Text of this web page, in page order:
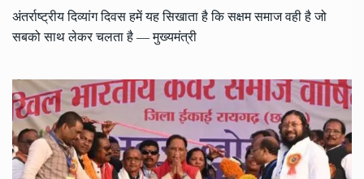
अंतर्राष्ट्रीय दिव्यांग दिवस हमें यह सिखाता है कि सक्षम समाज वही है जो
सबको साथ लेकर चलता है — मुख्यमंत्री